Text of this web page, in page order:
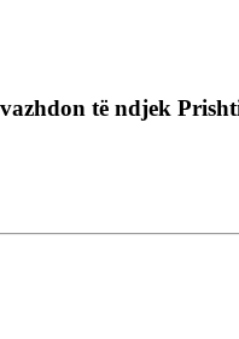
të ndjek